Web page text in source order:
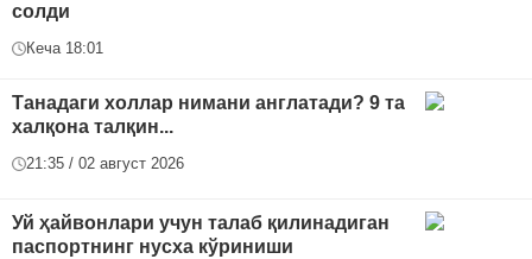
солди
Кеча 18:01
Танадаги холлар нимани англатади? 9 та
халқона талқин...
21:35 / 02 август 2026
Уй ҳайвонлари учун талаб қилинадиган
паспортнинг нусха кўриниши